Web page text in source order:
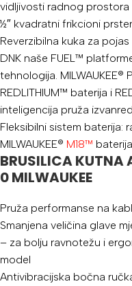
vidljivosti radnog prostora
½″ kvadratni frikcioni
Reverzibilna kuka za pojas
DNK naše FUEL™
tehnologija. MILWAUKEE®
REDLITHIUM™ baterija i
inteligencija pruža
Fleksibilni sistem baterija:
MILWAUKEE® M18™
BRUSILICA KUTNA
0MILWAUKEE
Pruža performanse na
Smanjena veličina glave
– za bolju ravnotežu i
model
Antivibracijska bočna